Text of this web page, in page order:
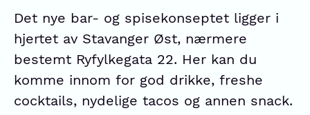
Det nye bar- og spisekonseptet ligger i
hjertet av Stavanger Øst, nærmere
bestemt Ryfylkegata 22. Her kan du
komme innom for god drikke, freshe
cocktails, nydelige tacos og annen snack.